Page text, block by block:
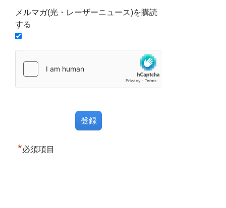
メルマガ(光・レーザーニュース)を購読
する
*必須項目